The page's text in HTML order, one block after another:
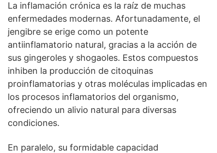
La inflamación crónica es la raíz de muchas
enfermedades modernas. Afortunadamente, el
jengibre se erige como un potente
antiinflamatorio natural, gracias a la acción de
sus gingeroles y shogaoles. Estos compuestos
inhiben la producción de citoquinas
proinflamatorias y otras moléculas implicadas en
los procesos inflamatorios del organismo,
ofreciendo un alivio natural para diversas
condiciones.
En paralelo, su formidable capacidad